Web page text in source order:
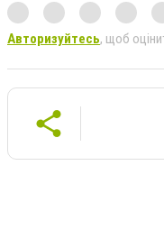
Авторизуйтесь, щоб